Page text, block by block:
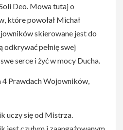
Deo. Mowa tutaj o
które powołał Michał
skierowane jest do
odkrywać pełnię swej
serce i żyć w mocy Ducha.
4 Prawdach Wojowników,
uczy się od Mistrza.